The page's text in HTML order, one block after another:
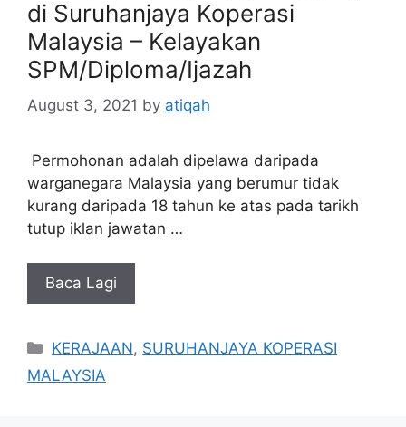
di Suruhanjaya Koperasi
Malaysia – Kelayakan
SPM/Diploma/Ijazah
August 3, 2021 by atiqah
Permohonan adalah dipelawa daripada
warganegara Malaysia yang berumur tidak
kurang daripada 18 tahun ke atas pada tarikh
tutup iklan jawatan …
Baca Lagi
Categories
KERAJAAN, SURUHANJAYA KOPERASI
MALAYSIA